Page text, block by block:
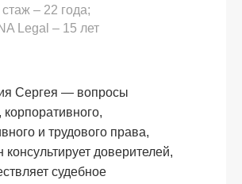
– 22 года;
Legal – 15 лет
Сергея — вопросы
корпоративного,
и трудового права,
доверителей,
судебное